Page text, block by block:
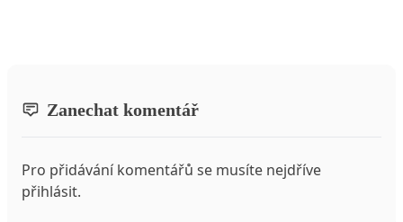
Zanechat komentář
Pro přidávání komentářů se musíte nejdříve
přihlásit.